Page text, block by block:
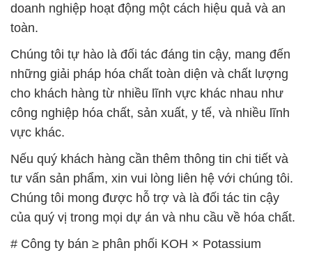
doanh nghiệp hoạt động một cách hiệu quả và an
toàn.
Chúng tôi tự hào là đối tác đáng tin cậy, mang đến
những giải pháp hóa chất toàn diện và chất lượng
cho khách hàng từ nhiều lĩnh vực khác nhau như
công nghiệp hóa chất, sản xuất, y tế, và nhiều lĩnh
vực khác.
Nếu quý khách hàng cần thêm thông tin chi tiết và
tư vấn sản phẩm, xin vui lòng liên hệ với chúng tôi.
Chúng tôi mong được hỗ trợ và là đối tác tin cậy
của quý vị trong mọi dự án và nhu cầu về hóa chất.
# Công ty bán ≥ phân phối KOH × Potassium